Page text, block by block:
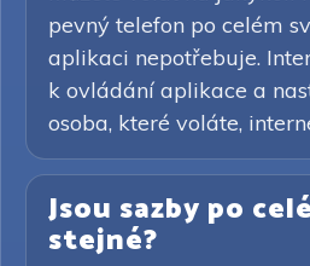
pevný telefon po celém
aplikaci nepotřebuje.
k ovládání aplikace a
osoba, které voláte,
Jsou sazby po
stejné?